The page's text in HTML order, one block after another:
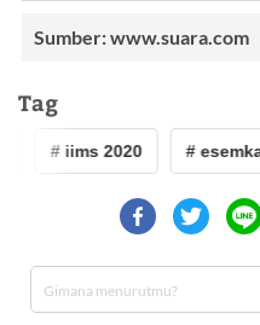
Sumber: www.suara.com
Tag
# iims 2020 # esemka